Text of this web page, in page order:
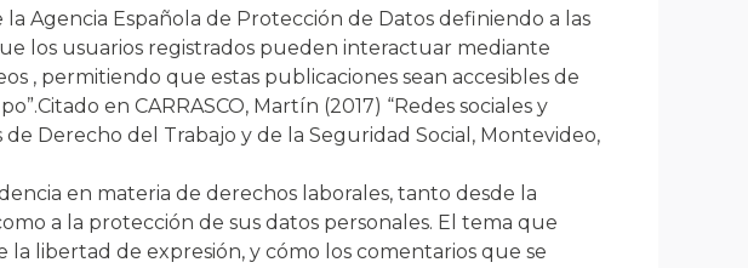
la Agencia Española de Protección de Datos definiendo a las
los usuarios registrados pueden interactuar mediante
, permitiendo que estas publicaciones sean accesibles de
Citado en CARRASCO, Martín (2017) “Redes sociales y
de Derecho del Trabajo y de la Seguridad Social, Montevideo,
en materia de derechos laborales, tanto desde la
a la protección de sus datos personales. El tema que
la libertad de expresión, y cómo los comentarios que se